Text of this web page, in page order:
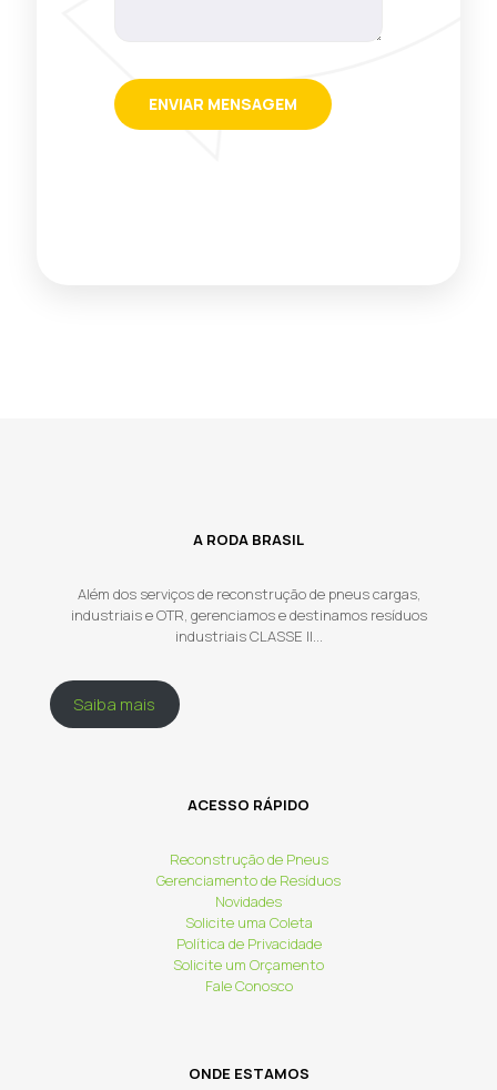
A RODA BRASIL
Além dos serviços de reconstrução de pneus cargas,
industriais e OTR, gerenciamos e destinamos resíduos
industriais CLASSE II...
Saiba mais
ACESSO RÁPIDO
Reconstrução de Pneus
Gerenciamento de Resíduos
Novidades
Solicite uma Coleta
Política de Privacidade
Solicite um Orçamento
Fale Conosco
ONDE ESTAMOS